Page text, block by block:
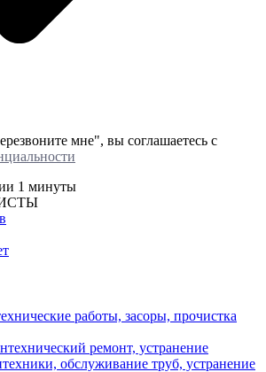
мне", вы соглашаетесь с
1 минуты
работы, засоры, прочистка
ремонт, устранение
обслуживание труб, устранение